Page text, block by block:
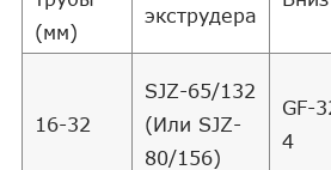
(мм)
экструдера
16-32
SJZ-65/132
(Или SJZ-
80/156)
GF-
4